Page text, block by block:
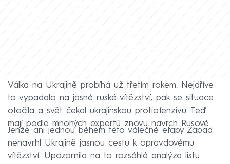
Válka na Ukrajině probíhá už třetím rokem. Nejdříve
to vypadalo na jasné ruské vítězství, pak se situace
otočila a svět čekal ukrajinskou protiofenzivu. Teď
mají podle mnohých expertů znovu navrch Rusové.
Jenže ani jednou během této válečné etapy Západ
nenavrhl Ukrajině jasnou cestu k opravdovému
vítězství. Upozornila na to rozsáhlá analýza listu